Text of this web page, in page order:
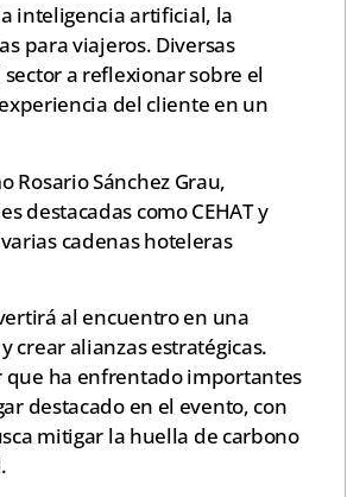
inteligencia artificial, la
para viajeros. Diversas
a reflexionar sobre el
del cliente en un
Rosario Sánchez Grau,
destacadas como CEHAT y
cadenas hoteleras
al encuentro en una
crear alianzas estratégicas.
que ha enfrentado importantes
destacado en el evento, con
mitigar la huella de carbono